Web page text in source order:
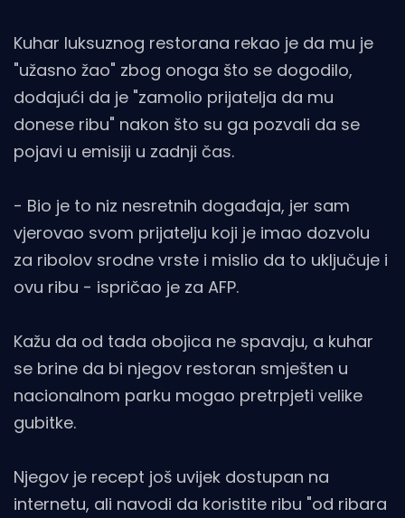
Kuhar luksuznog restorana rekao je da mu je
"užasno žao" zbog onoga što se dogodilo,
dodajući da je "zamolio prijatelja da mu
donese ribu" nakon što su ga pozvali da se
pojavi u emisiji u zadnji čas.
- Bio je to niz nesretnih događaja, jer sam
vjerovao svom prijatelju koji je imao dozvolu
za ribolov srodne vrste i mislio da to uključuje i
ovu ribu - ispričao je za AFP.
Kažu da od tada obojica ne spavaju, a kuhar
se brine da bi njegov restoran smješten u
nacionalnom parku mogao pretrpjeti velike
gubitke.
Njegov je recept još uvijek dostupan na
internetu, ali navodi da koristite ribu "od ribara